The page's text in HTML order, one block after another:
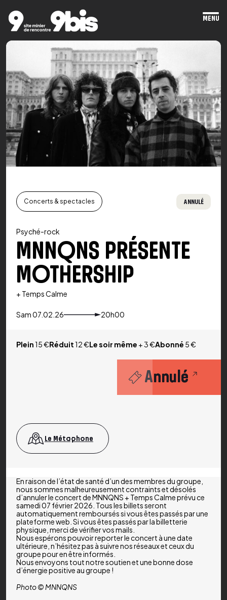
MENU
Concerts & spectacles ANNULÉ
Psyché-rock
MNNQNS PRÉSENTE
MOTHERSHIP
+ Temps Calme
Sam 07.02.26 20h00
Plein15 €Réduit12 €Le soir même + 3 €Abonné 5 €
Annulé
Le Métaphone
En raison de l’état de santé d’un des membres du groupe,
nous sommes malheureusement contraints et désolés
d’annuler le concert de MNNQNS + Temps Calme prévu ce
samedi 07 février 2026. Tous les billets seront
automatiquement remboursés si vous êtes passés par une
plateforme web. Si vous êtes passés par la billetterie
physique, merci de vérifier vos mails.
Nous espérons pouvoir reporter le concert à une date
ultérieure, n’hésitez pas à suivre nos réseaux et ceux du
groupe pour en être informés.
Nous envoyons tout notre soutien et une bonne dose
d’énergie positive au groupe !
Photo © MNNQNS